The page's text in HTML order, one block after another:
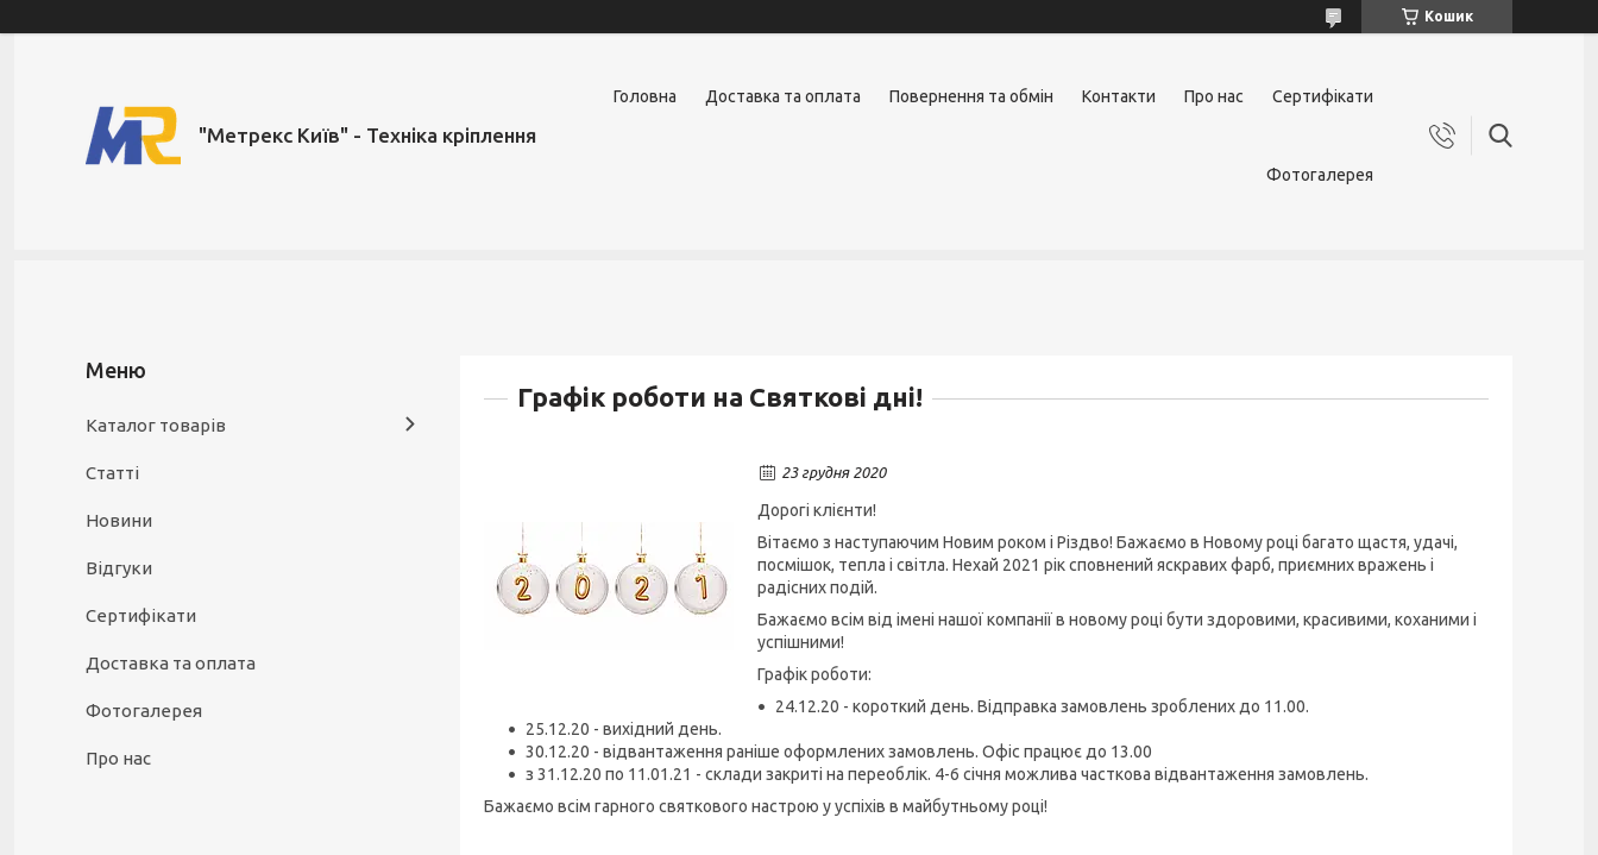
Кошик
"Метрекс Київ" - Техніка кріплення
Головна Доставка та оплата Повернення та обмін Контакти Про нас Сертифікати
Фотогалерея
Графік роботи на Святкові дні!
23 грудня 2020
Дорогі клієнти!
Вітаємо з наступаючим Новим роком і Різдво! Бажаємо в Новому році багато щастя, удачі,
посмішок, тепла і світла. Нехай 2021 рік сповнений яскравих фарб, приємних вражень і
радісних подій.
Бажаємо всім від імені нашої компанії в новому році бути здоровими, красивими, коханими і
успішними!
Графік роботи:
24.12.20 - короткий день. Відправка замовлень зроблених до 11.00.
25.12.20 - вихідний день.
30.12.20 - відвантаження раніше оформлених замовлень. Офіс працює до 13.00
з 31.12.20 по 11.01.21 - склади закриті на переоблік. 4-6 січня можлива часткова відвантаження замовлень.
Бажаємо всім гарного святкового настрою у успіхів в майбутньому році!
Каталог товарів
Статті
Новини
Відгуки
Сертифікати
Доставка та оплата
Фотогалерея
Про нас